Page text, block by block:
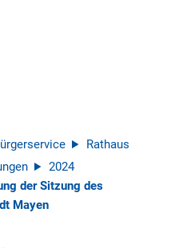
Rathaus
2024
der Sitzung des
Mayen